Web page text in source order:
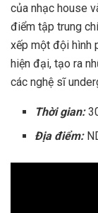
của nhạc house
điểm tập trung
xếp một đội hình
hiện đại, tạo ra
các nghệ sĩ
Thời gian:
Địa điểm: